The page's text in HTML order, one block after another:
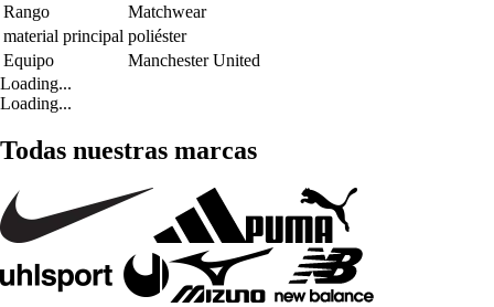
Rango
Matchwear
material principal poliéster
Equipo
Manchester United
Loading...
Loading...
Todas nuestras marcas